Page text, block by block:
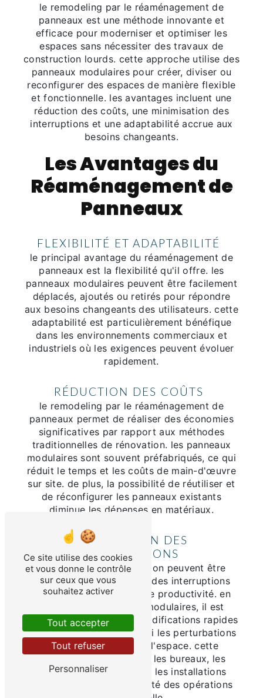
le remodeling par le réaménagement de
panneaux est une méthode innovante et
efficace pour moderniser et optimiser les
espaces sans nécessiter des travaux de
construction lourds. cette approche utilise des
panneaux modulaires pour créer, diviser ou
reconfigurer des espaces de manière flexible
et fonctionnelle. les avantages incluent une
réduction des coûts, une minimisation des
interruptions et une adaptabilité accrue aux
besoins changeants.
Les Avantages du
Réaménagement de
Panneaux
FLEXIBILITÉ ET ADAPTABILITÉ
le principal avantage du réaménagement de
panneaux est la flexibilité qu'il offre. les
panneaux modulaires peuvent être facilement
déplacés, ajoutés ou retirés pour répondre
aux besoins changeants des utilisateurs. cette
adaptabilité est particulièrement bénéfique
dans les environnements commerciaux et
industriels où les exigences peuvent évoluer
rapidement.
RÉDUCTION DES COÛTS
le remodeling par le réaménagement de
panneaux permet de réaliser des économies
significatives par rapport aux méthodes
traditionnelles de rénovation. les panneaux
modulaires sont souvent préfabriqués, ce qui
réduit le temps et les coûts de main-d'œuvre
sur site. de plus, la possibilité de réutiliser et
de réconfigurer les panneaux existants
diminue les dépenses en matériaux.
MINIMISATION DES
INTERRUPTIONS
les travaux de construction peuvent être
perturbateurs, entraînant des interruptions
d'activité et des pertes de productivité. en
utilisant des panneaux modulaires, il est
possible de réaliser des modifications rapides
et propres, minimisant ainsi les perturbations
pour les occupants de l'espace. cette
méthode est idéale pour les bureaux, les
espaces commerciaux et les installations
industrielles où la continuité des opérations
Ce site utilise des cookies
et vous donne le contrôle
sur ceux que vous
souhaitez activer
Tout accepter
Tout refuser
Personnaliser